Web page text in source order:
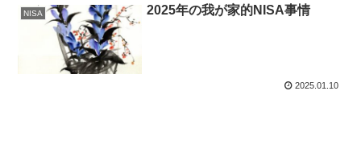
NISA 2025年の我が家的NISA事情
2025.01.10